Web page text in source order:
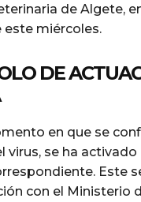
de Algete,
miércoles.
DE
en que se
virus, se ha
Este
con el Ministerio